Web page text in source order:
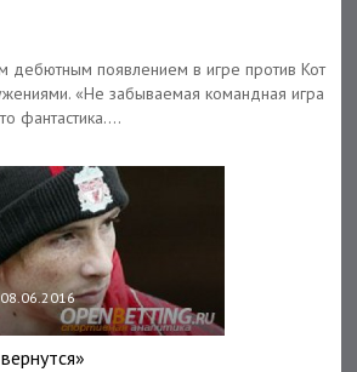
дебютным появлением в игре против Кот
«Не забываемая командная игра
фантастика....
08.06.2016